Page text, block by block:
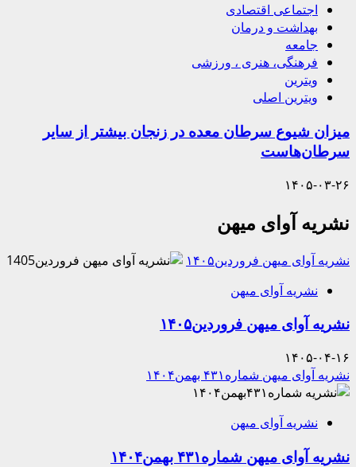
اجتماعی اقتصادی
بهداشت و درمان
جامعه
فرهنگی، هنری ، ورزشی
ویترین
ویترین اصلی
میزان شیوع سرطان معده در زنجان بیشتر از سایر
سرطان‌هاست
۱۴۰۵-۰۳-۲۶
نشریه آوای میهن
نشریه آوای میهن فروردین۱۴۰۵
نشریه آوای میهن
نشریه آوای میهن فروردین۱۴۰۵
۱۴۰۵-۰۴-۱۶
نشریه آوای میهن شماره۴۳۱ بهمن۱۴۰۴
نشریه آوای میهن
نشریه آوای میهن شماره۴۳۱ بهمن۱۴۰۴